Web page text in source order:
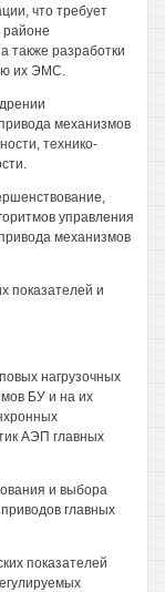
что требует
районе
также разработки
их ЭМС.
механизмов
технико-
управления
механизмов
показателей и
нагрузочных
БУ и на их
АЭП главных
и выбора
главных
показателей